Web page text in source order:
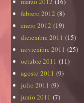
febrero 2012 (8)
enero 2012 (19)
diciembre 2011 (15)
noviembre 2011 (25)
octubre 2011 (11)
agosto 2011 (9)
julio 2011 (9)
junio 2011 (7)